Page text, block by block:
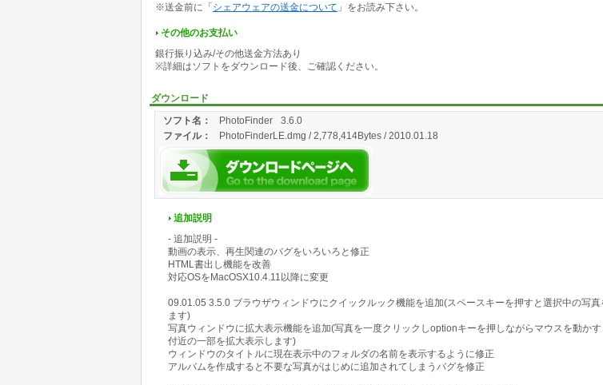
※送金前に「シェアウェアの送金について 」をお読み下さい。
その他のお支払い
銀行振り込み/その他送金方法あり
※詳細はソフトをダウンロード後、ご確認ください。
ダウンロード
ソフト名：
PhotoFinder 3.6.0
ファイル： PhotoFinderLE.dmg / 2,778,414Bytes / 2010.01.18
追加説明
- 追加説明 -
動画の表示、再生関連のバグをいろいろと修正
HTML書出し機能を改善
対応OSをMacOSX10.4.11以降に変更
09.01.05 3.5.0 ブラウザウィンドウにクイックルック機能を追加(スペースキーを押すと選択中の写真
ます)
写真ウィンドウに拡大表示機能を追加(写真を一度クリックしoptionキーを押しながらマウスを動かす
付近の一部を拡大表示します)
ウィンドウのタイトルに現在表示中のフォルダの名前を表示するように修正
アルバムを作成すると不要な写真がはじめに追加されてしまうバグを修正